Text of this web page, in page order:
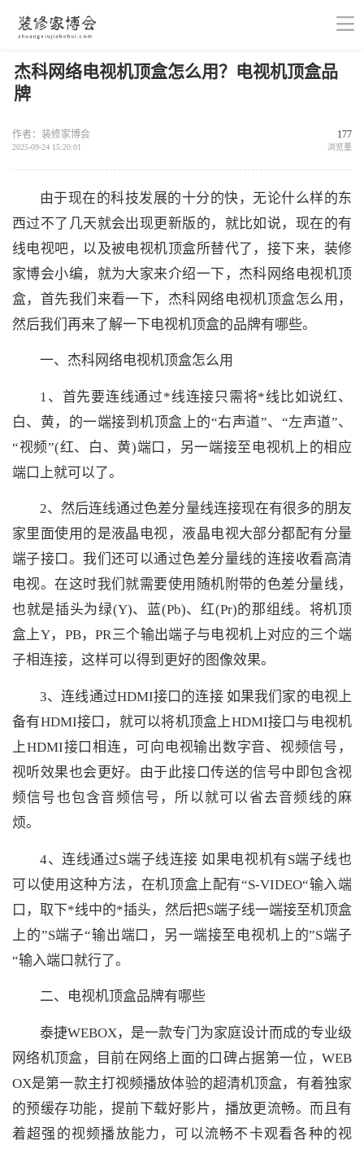
杰科网络电视机顶盒怎么用？电视机顶盒品
牌
作者：装修家博会
2025-09-24 15:20:01
177
浏览量
由于现在的科技发展的十分的快，无论什么样的东
西过不了几天就会出现更新版的，就比如说，现在的有
线电视吧，以及被电视机顶盒所替代了，接下来，装修
家博会小编，就为大家来介绍一下，杰科网络电视机顶
盒，首先我们来看一下，杰科网络电视机顶盒怎么用，
然后我们再来了解一下电视机顶盒的品牌有哪些。
一、杰科网络电视机顶盒怎么用
1、首先要连线通过*线连接只需将*线比如说红、
白、黄，的一端接到机顶盒上的“右声道”、“左声道”、
“视频”(红、白、黄)端口，另一端接至电视机上的相应
端口上就可以了。
2、然后连线通过色差分量线连接现在有很多的朋友
家里面使用的是液晶电视，液晶电视大部分都配有分量
端子接口。我们还可以通过色差分量线的连接收看高清
电视。在这时我们就需要使用随机附带的色差分量线，
也就是插头为绿(Y)、蓝(Pb)、红(Pr)的那组线。将机顶
盒上Y，PB，PR三个输出端子与电视机上对应的三个端
子相连接，这样可以得到更好的图像效果。
3、连线通过HDMI接口的连接 如果我们家的电视上
备有HDMI接口，就可以将机顶盒上HDMI接口与电视机
上HDMI接口相连，可向电视输出数字音、视频信号，
视听效果也会更好。由于此接口传送的信号中即包含视
频信号也包含音频信号，所以就可以省去音频线的麻
烦。
4、连线通过S端子线连接 如果电视机有S端子线也
可以使用这种方法，在机顶盒上配有“S-VIDEO“输入端
口，取下*线中的*插头，然后把S端子线一端接至机顶盒
上的”S端子“输出端口，另一端接至电视机上的”S端子
“输入端口就行了。
二、电视机顶盒品牌有哪些
泰捷WEBOX，是一款专门为家庭设计而成的专业级
网络机顶盒，目前在网络上面的口碑占据第一位，WEB
OX是第一款主打视频播放体验的超清机顶盒，有着独家
的预缓存功能，提前下载好影片，播放更流畅。而且有
着超强的视频播放能力，可以流畅不卡观看各种的视